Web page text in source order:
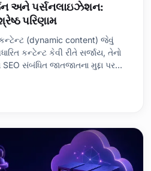
અને પર્સનલાઇઝેશન:
પરિણામ
(dynamic content) જેવું
કન્ટેન્ટ કેવી રીતે સર્જાય, તેનો
સંબંધિત જાતજાતના મુદ્દા પર
કન્ટેન્ટના લગાવ, તેના લાભ-ગણો